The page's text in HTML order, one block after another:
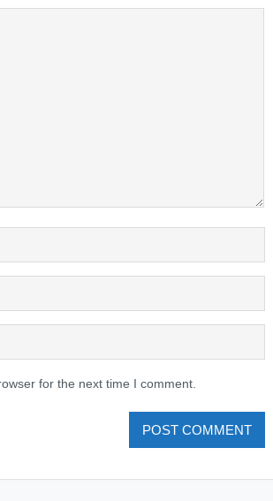
for the next time I comment.